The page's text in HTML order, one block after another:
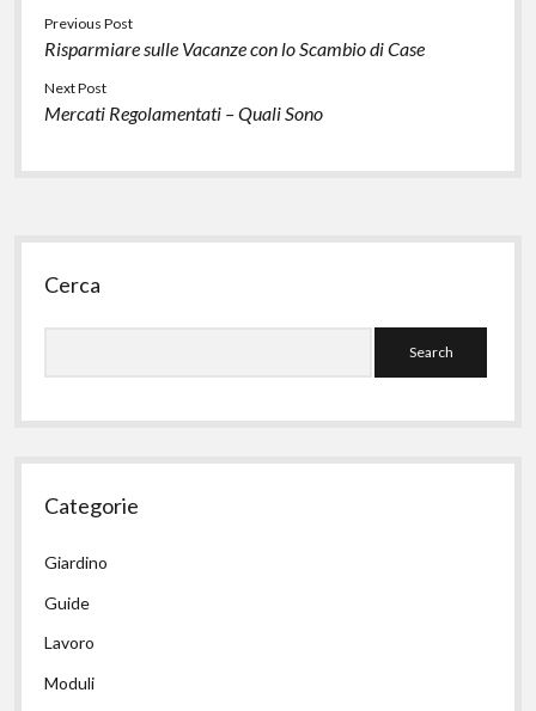
Previous Post
Risparmiare sulle Vacanze con lo Scambio di Case
Next Post
Mercati Regolamentati – Quali Sono
Sidebar
Cerca
Categorie
Giardino
Guide
Lavoro
Moduli